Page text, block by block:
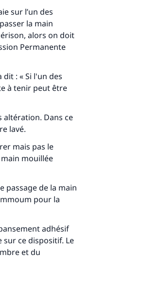
sur l’un des
la main
alors on doit
Permanente
: « Si l'un des
à tenir peut être
altération. Dans ce
lavé.
mais pas le
main mouillée
passage de la main
pour la
adhésif
sur ce dispositif. Le
et du
de